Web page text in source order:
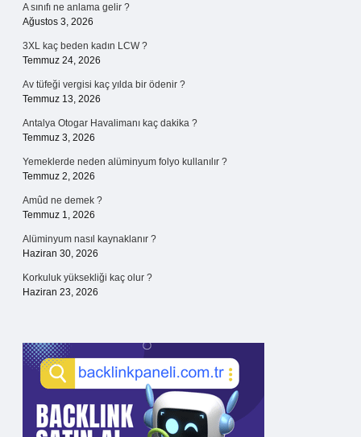
A sınıfı ne anlama gelir ?
Ağustos 3, 2026
3XL kaç beden kadın LCW ?
Temmuz 24, 2026
Av tüfeği vergisi kaç yılda bir ödenir ?
Temmuz 13, 2026
Antalya Otogar Havalimanı kaç dakika ?
Temmuz 3, 2026
Yemeklerde neden alüminyum folyo kullanılır ?
Temmuz 2, 2026
Amûd ne demek ?
Temmuz 1, 2026
Alüminyum nasıl kaynaklanır ?
Haziran 30, 2026
Korkuluk yüksekliği kaç olur ?
Haziran 23, 2026